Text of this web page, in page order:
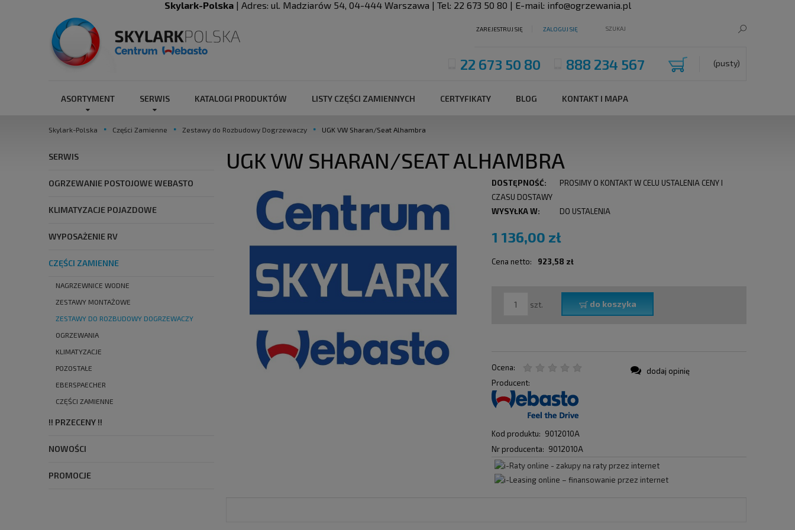
Skylark-Polska| Adres: ul. Madziarów 54, 04-444 Warszawa | Tel: 22 673 50 80 | E-mail: info@ogrzewania.pl
ZAREJESTRUJ SIĘ ZALOGUJ SIĘ
(pusty)
22 673 50 80 888 234 567
ASORTYMENT SERWIS KATALOGI PRODUKTÓW LISTY CZĘŚCI ZAMIENNYCH CERTYFIKATY BLOG KONTAKT I MAPA
Skylark-Polska Części Zamienne Zestawy do Rozbudowy Dogrzewaczy UGK VW Sharan/Seat Alhambra
SERWIS
OGRZEWANIE POSTOJOWE WEBASTO
KLIMATYZACJE POJAZDOWE
WYPOSAŻENIE RV
CZĘŚCI ZAMIENNE
NAGRZEWNICE WODNE
ZESTAWY MONTAŻOWE
ZESTAWY DO ROZBUDOWY DOGRZEWACZY
OGRZEWANIA
KLIMATYZACJE
POZOSTAŁE
EBERSPAECHER
CZĘŚCI ZAMIENNE
!! PRZECENY !!
NOWOŚCI
PROMOCJE
UGK VW SHARAN/SEAT ALHAMBRA
DOSTĘPNOŚĆ:
PROSIMY O KONTAKT W CELU USTALENIA CENY I
CZASU DOSTAWY
WYSYŁKA W:
DO USTALENIA
1 136,00 zł
Cena netto: 923,58 zł
szt. do koszyka
Ocena:
Producent:
Kod produktu: 9012010A
Nr producenta: 9012010A
dodaj opinię